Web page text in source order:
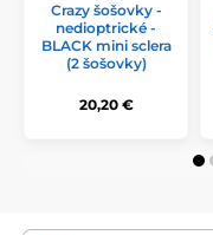
Crazy šošovky -
nedioptrické -
BLACK mini sclera
(2 šošovky)
20,20 €